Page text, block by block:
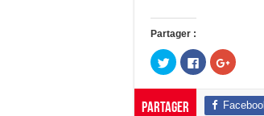
Partager :
C
l
q
e
C
l
u
C
l
u
e
Partager